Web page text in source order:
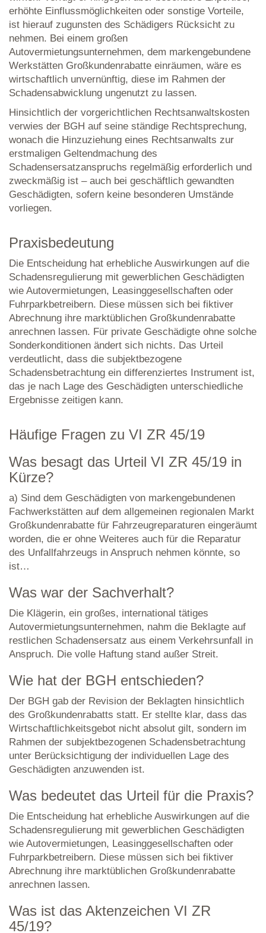
erhöhte Einflussmöglichkeiten oder sonstige Vorteile,
ist hierauf zugunsten des Schädigers Rücksicht zu
nehmen. Bei einem großen
Autovermietungsunternehmen, dem markengebundene
Werkstätten Großkundenrabatte einräumen, wäre es
wirtschaftlich unvernünftig, diese im Rahmen der
Schadensabwicklung ungenutzt zu lassen.
Hinsichtlich der vorgerichtlichen Rechtsanwaltskosten
verwies der BGH auf seine ständige Rechtsprechung,
wonach die Hinzuziehung eines Rechtsanwalts zur
erstmaligen Geltendmachung des
Schadensersatzanspruchs regelmäßig erforderlich und
zweckmäßig ist – auch bei geschäftlich gewandten
Geschädigten, sofern keine besonderen Umstände
vorliegen.
Praxisbedeutung
Die Entscheidung hat erhebliche Auswirkungen auf die
Schadensregulierung mit gewerblichen Geschädigten
wie Autovermietungen, Leasinggesellschaften oder
Fuhrparkbetreibern. Diese müssen sich bei fiktiver
Abrechnung ihre marktüblichen Großkundenrabatte
anrechnen lassen. Für private Geschädigte ohne solche
Sonderkonditionen ändert sich nichts. Das Urteil
verdeutlicht, dass die subjektbezogene
Schadensbetrachtung ein differenziertes Instrument ist,
das je nach Lage des Geschädigten unterschiedliche
Ergebnisse zeitigen kann.
Häufige Fragen zu VI ZR 45/19
Was besagt das Urteil VI ZR 45/19 in
Kürze?
a) Sind dem Geschädigten von markengebundenen
Fachwerkstätten auf dem allgemeinen regionalen Markt
Großkundenrabatte für Fahrzeugreparaturen eingeräumt
worden, die er ohne Weiteres auch für die Reparatur
des Unfallfahrzeugs in Anspruch nehmen könnte, so
ist…
Was war der Sachverhalt?
Die Klägerin, ein großes, international tätiges
Autovermietungsunternehmen, nahm die Beklagte auf
restlichen Schadensersatz aus einem Verkehrsunfall in
Anspruch. Die volle Haftung stand außer Streit.
Wie hat der BGH entschieden?
Der BGH gab der Revision der Beklagten hinsichtlich
des Großkundenrabatts statt. Er stellte klar, dass das
Wirtschaftlichkeitsgebot nicht absolut gilt, sondern im
Rahmen der subjektbezogenen Schadensbetrachtung
unter Berücksichtigung der individuellen Lage des
Geschädigten anzuwenden ist.
Was bedeutet das Urteil für die Praxis?
Die Entscheidung hat erhebliche Auswirkungen auf die
Schadensregulierung mit gewerblichen Geschädigten
wie Autovermietungen, Leasinggesellschaften oder
Fuhrparkbetreibern. Diese müssen sich bei fiktiver
Abrechnung ihre marktüblichen Großkundenrabatte
anrechnen lassen.
Was ist das Aktenzeichen VI ZR
45/19?